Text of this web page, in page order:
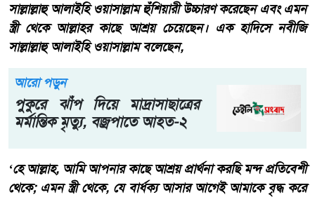
সাল্লাল্লাহু আলাইহি ওয়াসাল্লাম হুঁশিয়ারী উচ্চারণ করেছেন এবং এমন
স্ত্রী থেকে আল্লাহর কাছে আশ্রয় চেয়েছেন। এক হাদিসে নবীজি
সাল্লাল্লাহু আলাইহি ওয়াসাল্লাম বলেছেন,
আরো পড়ুন
পুকুরে ঝাঁপ দিয়ে মাদ্রাসাছাত্রের
মর্মান্তিক মৃত্যু, বজ্রপাতে আহত-২
‘হে আল্লাহ, আমি আপনার কাছে আশ্রয় প্রার্থনা করছি মন্দ প্রতিবেশী
থেকে; এমন স্ত্রী থেকে, যে বার্ধক্য আসার আগেই আমাকে বৃদ্ধ করে